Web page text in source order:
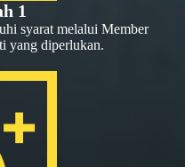
1
syarat melalui Member
yang diperlukan.